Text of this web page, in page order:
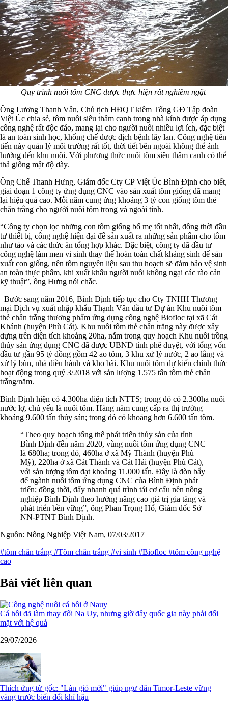
Quy trình nuôi tôm CNC được thực hiện rất nghiêm ngặt
Ông Lương Thanh Vân, Chủ tịch HĐQT kiêm Tổng GĐ Tập đoàn
Việt Úc chia sẻ, tôm nuôi siêu thâm canh trong nhà kính được áp dụng
công nghệ rất độc đáo, mang lại cho người nuôi nhiều lợi ích, đặc biệt
là an toàn sinh học, khống chế được dịch bệnh lây lan. Công nghệ tiên
tiến này quản lý môi trường rất tốt, thời tiết bên ngoài không thể ảnh
hưởng đến khu nuôi. Với phương thức nuôi tôm siêu thâm canh có thể
thả giống mật độ dày.
Ông Chế Thanh Hưng, Giám đốc Cty CP Việt Úc Bình Định cho biết,
giai đoạn 1 công ty ứng dụng CNC vào sản xuất tôm giống đã mang
lại hiệu quả cao. Mỗi năm cung ứng khoảng 3 tỷ con giống tôm thẻ
chân trắng cho người nuôi tôm trong và ngoài tỉnh.
“Công ty chọn lọc những con tôm giống bố mẹ tốt nhất, đồng thời đầu
tư thiết bị, công nghệ hiện đại để sản xuất ra những sản phẩm cho tôm
như tảo và các thức ăn tổng hợp khác. Đặc biệt, công ty đã đầu tư
công nghệ làm men vi sinh thay thế hoàn toàn chất kháng sinh để sản
xuất con giống, nên tôm nguyên liệu sau thu hoạch sẽ đảm bảo vệ sinh
an toàn thực phẩm, khi xuất khẩu người nuôi không ngại các rào cản
kỹ thuật”, ông Hưng nói chắc.
Bước sang năm 2016, Bình Định tiếp tục cho Cty TNHH Thương
mại Dịch vụ xuất nhập khẩu Thạnh Vân đầu tư Dự án Khu nuôi tôm
thẻ chân trắng thương phẩm ứng dụng công nghệ Biofloc tại xã Cát
Khánh (huyện Phù Cát). Khu nuôi tôm thẻ chân trắng này được xây
dựng trên diện tích khoảng 20ha, nằm trong quy hoạch Khu nuôi trồng
thủy sản ứng dụng CNC đã được UBND tỉnh phê duyệt, với tổng vốn
đầu tư gần 95 tỷ đồng gồm 42 ao tôm, 3 khu xử lý nước, 2 ao lắng và
xử lý bùn, nhà điều hành và kho bãi. Khu nuôi tôm dự kiến chính thức
hoạt động trong quý 3/2018 với sản lượng 1.575 tấn tôm thẻ chân
trắng/năm.
Bình Định hiện có 4.300ha diện tích NTTS; trong đó có 2.300ha nuôi
nước lợ, chủ yếu là nuôi tôm. Hàng năm cung cấp ra thị trường
khoảng 9.600 tấn thủy sản; trong đó có khoảng hơn 6.600 tấn tôm.
“Theo quy hoạch tổng thể phát triển thủy sản của tỉnh
Bình Định đến năm 2020, vùng nuôi tôm ứng dụng CNC
là 680ha; trong đó, 460ha ở xã Mỹ Thành (huyện Phù
Mỹ), 220ha ở xã Cát Thành và Cát Hải (huyện Phù Cát),
với sản lượng tôm đạt khoảng 11.000 tấn. Đây là đòn bẩy
để ngành nuôi tôm ứng dụng CNC của Bình Định phát
triển; đồng thời, đẩy nhanh quá trình tái cơ cấu nền nông
nghiệp Bình Định theo hướng nâng cao giá trị gia tăng và
phát triển bền vững”, ông Phan Trọng Hổ, Giám đốc Sở
NN-PTNT Bình Định.
Nguồn: Nông Nghiệp Việt Nam, 07/03/2017
#tôm chân trắng #Tôm chân trắng #vi sinh #Biofloc #tôm công nghệ
cao
Bài viết liên quan
Cá hồi đã làm thay đổi Na Uy, nhưng giờ đây quốc gia này phải đối
mặt với hệ quả
29/07/2026
Thích ứng từ gốc: "Làn gió mới" giúp ngư dân Timor-Leste vững
vàng trước biến đổi khí hậu